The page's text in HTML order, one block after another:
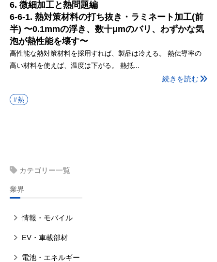
6. 微細加工と熱問題編
6-6-1. 熱対策材料の打ち抜き・ラミネート加工(前
半) 〜0.1mmの浮き、数十μmのバリ、わずかな気
泡が熱性能を壊す〜
高性能な熱対策材料を採用すれば、製品は冷える。 熱伝導率の
高い材料を使えば、温度は下がる。 熱抵...
続きを読む
熱
カテゴリー一覧
業界
情報・モバイル
EV・車載部材
電池・エネルギー